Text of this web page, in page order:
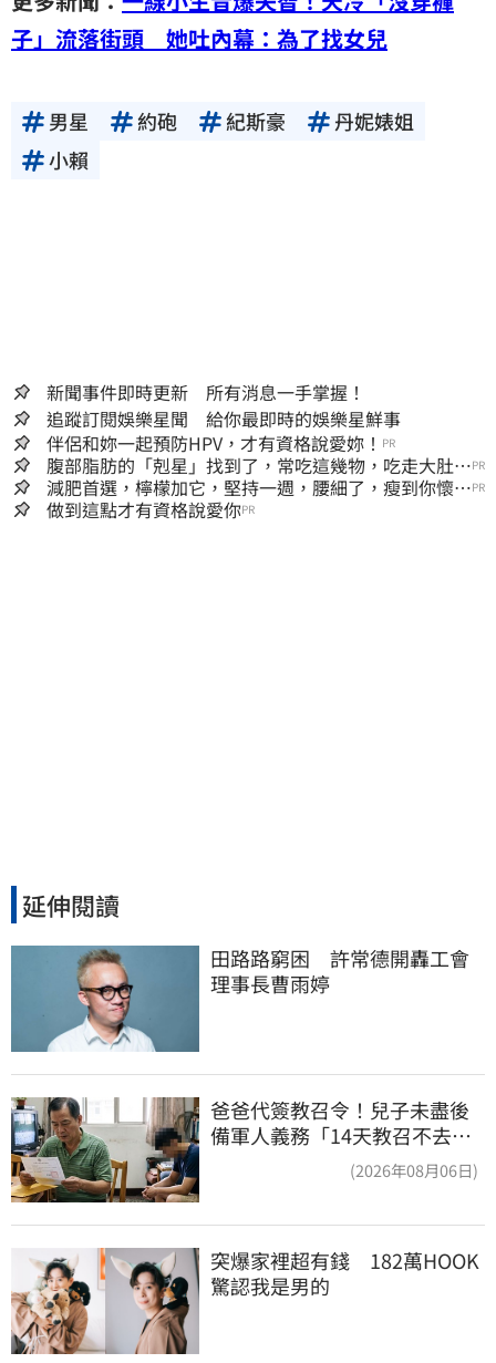
子」流落街頭 她吐內幕：為了找女兒
男星 約砲 紀斯豪
丹妮婊姐
小賴
新聞事件即時更新 所有消息一手掌握！
追蹤訂閱娛樂星聞 給你最即時的娛樂星鮮事
伴侶和妳一起預防HPV，才有資格說愛妳！ PR
腹部脂肪的「剋星」找到了，常吃這幾物，吃走大肚
囊，瘦出小蠻腰
PR
減肥首選，檸檬加它，堅持一週，腰細了，瘦到你懷疑
人生
PR
做到這點才有資格說愛你PR
延伸閱讀
田路路窮困　許常德開轟工會
理事長曹雨婷
爸爸代簽教召令！兒子未盡後
備軍人義務「14天教召不去」
(2026年08月06日)
突爆家裡超有錢　182萬HOOK
驚認我是男的